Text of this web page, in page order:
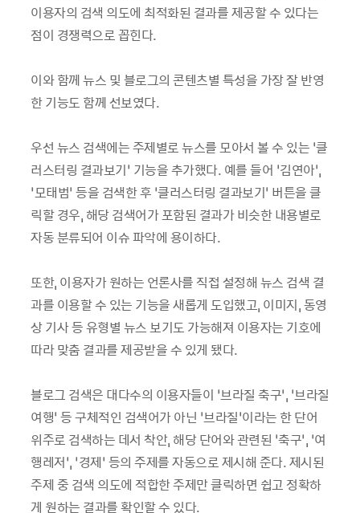
이용자의 검색 의도에 최적화된 결과를 제공할 수 있다는
점이 경쟁력으로 꼽힌다.
이와 함께 뉴스 및 블로그의 콘텐츠별 특성을 가장 잘 반영
한 기능도 함께 선보였다.
우선 뉴스 검색에는 주제별로 뉴스를 모아서 볼 수 있는 ‘클
러스터링 결과보기’ 기능을 추가했다. 예를 들어 ‘김연아’,
‘모태범’ 등을 검색한 후 ‘클러스터링 결과보기’ 버튼을 클
릭할 경우, 해당 검색어가 포함된 결과가 비슷한 내용별로
자동 분류되어 이슈 파악에 용이하다.
또한, 이용자가 원하는 언론사를 직접 설정해 뉴스 검색 결
과를 이용할 수 있는 기능을 새롭게 도입했고, 이미지, 동영
상 기사 등 유형별 뉴스 보기도 가능해져 이용자는 기호에
따라 맞춤 결과를 제공받을 수 있게 됐다.
블로그 검색은 대다수의 이용자들이 ‘브라질 축구’, ‘브라질
여행’ 등 구체적인 검색어가 아닌 ‘브라질’이라는 한 단어
위주로 검색하는 데서 착안, 해당 단어와 관련된 ‘축구’, ‘여
행레저’, ‘경제’ 등의 주제를 자동으로 제시해 준다. 제시된
주제 중 검색 의도에 적합한 주제만 클릭하면 쉽고 정확하
게 원하는 결과를 확인할 수 있다.